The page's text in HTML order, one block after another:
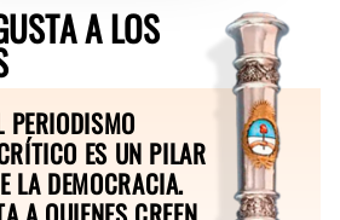
A LOS
PERIODISMO
ES UN PILAR
LA DEMOCRACIA.